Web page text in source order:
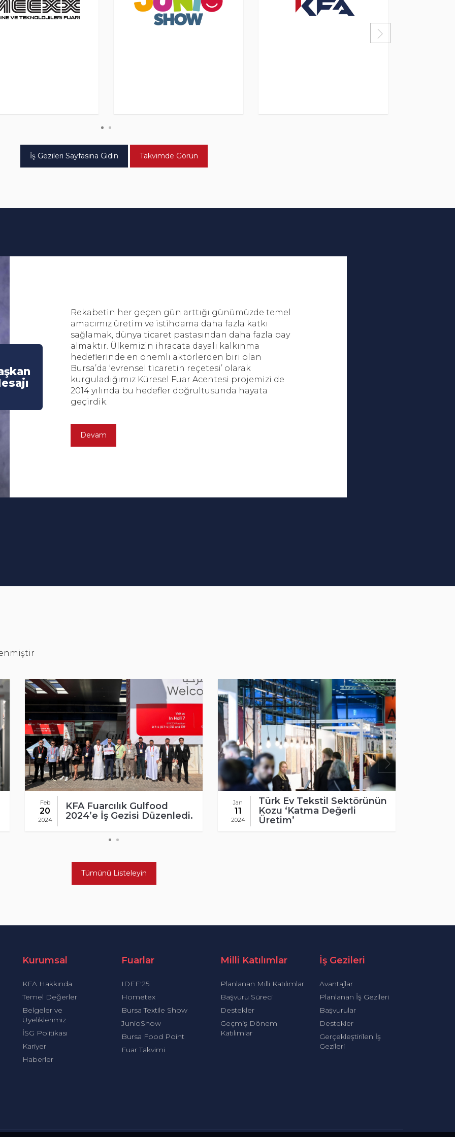
İş Gezileri Sayfasına Gidin Takvimde Görün
Rekabetin her geçen gün arttığı günümüzde temel
amacımız üretim ve istihdama daha fazla katkı
sağlamak, dünya ticaret pastasından daha fazla pay
almaktır. Ülkemizin ihracata dayalı kalkınma
hedeflerinde en önemli aktörlerden biri olan
Bursa’da ‘evrensel ticaretin reçetesi’ olarak
kurguladığımız Küresel Fuar Acentesi projemizi de
2014 yılında bu hedefler doğrultusunda hayata
geçirdik.
Devam
Jan
11
2024
Türk Ev Tekstil Sektörünün
Kozu ‘Katma Değerli
Üretim’
Dec
23
2023
KFA Fuarcılık’tan 4 Ülkeye
Milli Katılım
Tümünü Listeleyin
Kurumsal
KFA Hakkında
Temel Değerler
Belgeler ve
Üyeliklerimiz
İSG Politikası
Kariyer
Haberler
Fuarlar
IDEF'25
Hometex
Bursa Textile Show
JunioShow
Bursa Food Point
Fuar Takvimi
Milli Katılımlar
Planlanan Milli Katılımlar
Başvuru Süreci
Destekler
Geçmiş Dönem
Katılımlar
İş Gezileri
Avantajlar
Planlanan İş Gezileri
Başvurular
Destekler
Gerçekleştirilen İş
Gezileri